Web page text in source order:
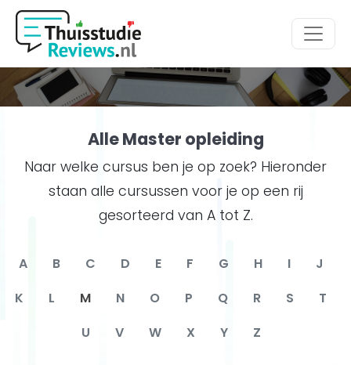
Hoofdmenu
Alle Master opleiding
Naar welke cursus ben je op zoek? Hieronder
staan alle cursussen voor je op een rij
gesorteerd van A tot Z.
A B C D E F G H I
J
K
L M N O P Q R S
T
U
V W X Y Z